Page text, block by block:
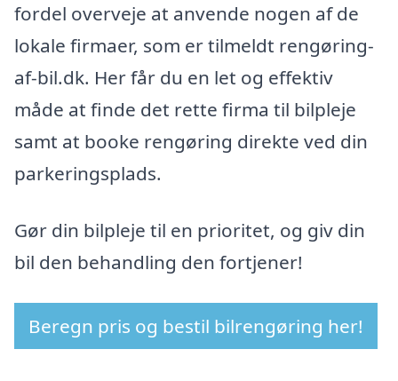
fordel overveje at anvende nogen af de
lokale firmaer, som er tilmeldt rengøring-
af-bil.dk. Her får du en let og effektiv
måde at finde det rette firma til bilpleje
samt at booke rengøring direkte ved din
parkeringsplads.
Gør din bilpleje til en prioritet, og giv din
bil den behandling den fortjener!
Beregn pris og bestil bilrengøring her!